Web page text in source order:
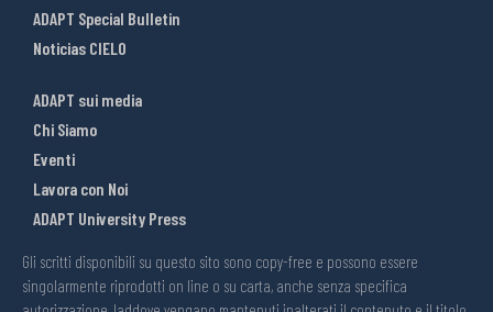
ADAPT Special Bulletin
Noticias CIELO
ADAPT sui media
Chi Siamo
Eventi
Lavora con Noi
ADAPT University Press
Gli scritti disponibili su questo sito sono copy-free e possono essere
singolarmente riprodotti on line o su carta, anche senza specifica